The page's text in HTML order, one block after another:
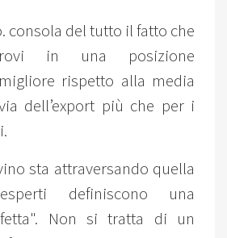
consola del tutto il fatto che
in una posizione
rispetto alla media
dell’export più che per i
sta attraversando quella
definiscono una
Non si tratta di un